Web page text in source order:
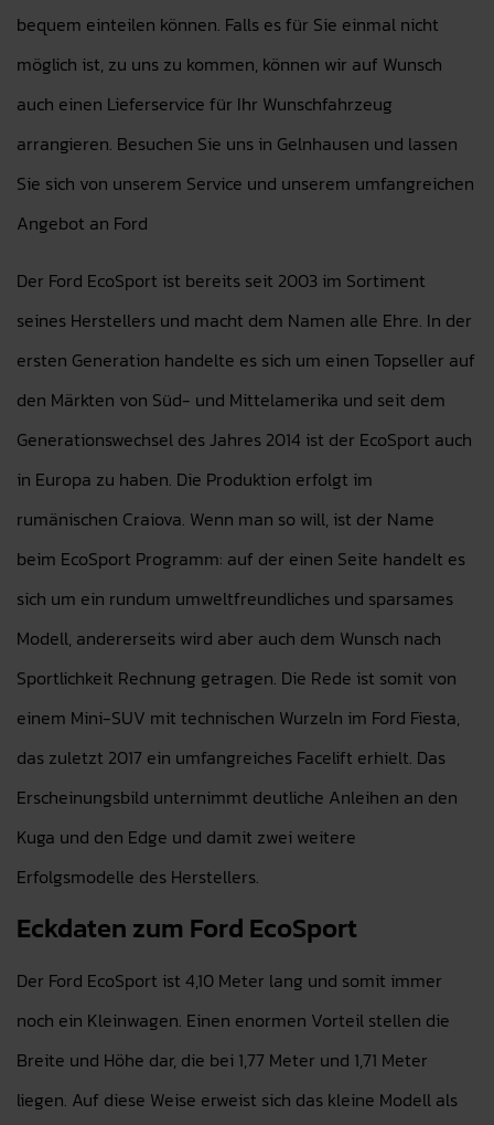
bequem einteilen können. Falls es für Sie einmal nicht
möglich ist, zu uns zu kommen, können wir auf Wunsch
auch einen Lieferservice für Ihr Wunschfahrzeug
arrangieren. Besuchen Sie uns in Gelnhausen und lassen
Sie sich von unserem Service und unserem umfangreichen
Angebot an Ford
Der Ford EcoSport ist bereits seit 2003 im Sortiment
seines Herstellers und macht dem Namen alle Ehre. In der
ersten Generation handelte es sich um einen Topseller auf
den Märkten von Süd- und Mittelamerika und seit dem
Generationswechsel des Jahres 2014 ist der EcoSport auch
in Europa zu haben. Die Produktion erfolgt im
rumänischen Craiova. Wenn man so will, ist der Name
beim EcoSport Programm: auf der einen Seite handelt es
sich um ein rundum umweltfreundliches und sparsames
Modell, andererseits wird aber auch dem Wunsch nach
Sportlichkeit Rechnung getragen. Die Rede ist somit von
einem Mini-SUV mit technischen Wurzeln im Ford Fiesta,
das zuletzt 2017 ein umfangreiches Facelift erhielt. Das
Erscheinungsbild unternimmt deutliche Anleihen an den
Kuga und den Edge und damit zwei weitere
Erfolgsmodelle des Herstellers.
Eckdaten zum Ford EcoSport
Der Ford EcoSport ist 4,10 Meter lang und somit immer
noch ein Kleinwagen. Einen enormen Vorteil stellen die
Breite und Höhe dar, die bei 1,77 Meter und 1,71 Meter
liegen. Auf diese Weise erweist sich das kleine Modell als